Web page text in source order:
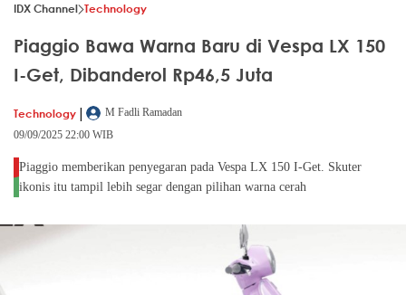
IDX Channel Technology
Piaggio Bawa Warna Baru di Vespa LX 150
I-Get, Dibanderol Rp46,5 Juta
Technology |
M Fadli Ramadan
09/09/2025 22:00 WIB
Piaggio memberikan penyegaran pada Vespa LX 150 I-Get. Skuter
ikonis itu tampil lebih segar dengan pilihan warna cerah